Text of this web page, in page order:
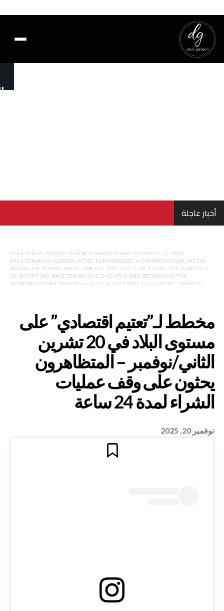
FREE PRESS WRITER DEFENDS ISRAEL’S WAR STRATEGY, CLAIMS
PALESTINIAN CHILDREN WERE ‘EXPENDABLE’, A CONTROVERSIAL MEDIA
NARRATIVE SPARKS BACKLASH AS CRITICS ACCUSE A FREE PRESS WRITER
OF JUSTIFYING PALESTINIAN CHILD DEATHS AND REFRAMING THE
HUMANITARIAN CRISIS IN GAZA AS ACCEPTABLE COLLATERAL DAMAGE.
اقتصادي” على
مستوى البلاد في 20 تشرين
نوفمبر 20, 2025